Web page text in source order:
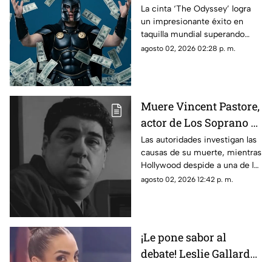
que rompe récords
La cinta ‘The Odyssey’ logra
un impresionante éxito en
taquilla mundial superando
$911M y perfilándose para
agosto 02, 2026 02:28 p. m.
Muere Vincent Pastore,
actor de Los Soprano y
Buenos Muchachos;
esto se sabe de su
fallecimiento
Las autoridades investigan las
causas de su muerte, mientras
Hollywood despide a una de las
figuras más emblemáticas del
agosto 02, 2026 12:42 p. m.
¡Le pone sabor al
debate! Leslie Gallardo